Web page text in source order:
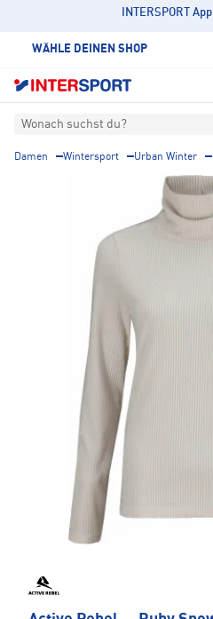
INTERSPORT
WÄHLE DEINEN SHOP
Wonach suchst du?
Damen Wintersport Urban Winter